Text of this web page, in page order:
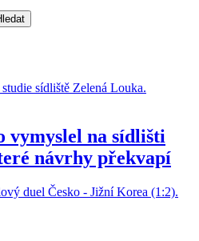
vymyslel na sídlišti
návrhy překvapí